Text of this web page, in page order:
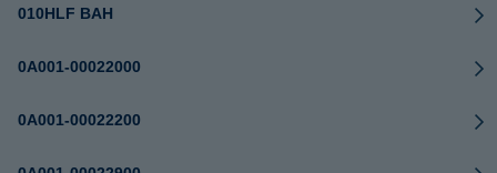
010HLF BAH
0A001-00022000
0A001-00022200